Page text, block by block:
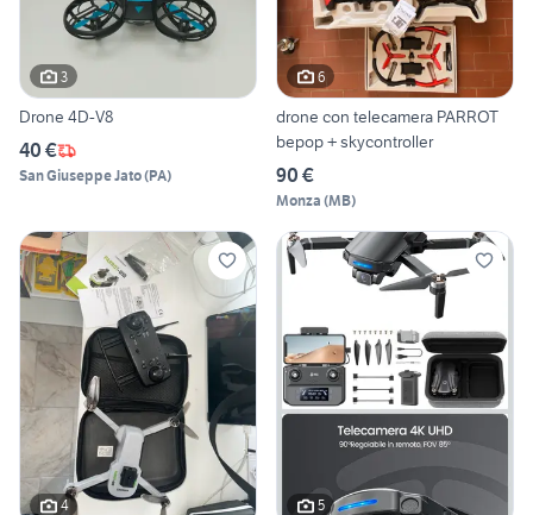
3
Drone 4D-V8
40 €
San Giuseppe Jato(PA)
6
drone con telecamera PARROT
bepop + skycontroller
90 €
Monza (MB)
4 5